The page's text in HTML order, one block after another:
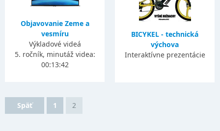
Objavovanie Zeme a
vesmíru
Výkladové videá
5. ročník, minutáž videa:
00:13:42
BICYKEL - technická
výchova
Interaktívne prezentácie
Späť 1 2